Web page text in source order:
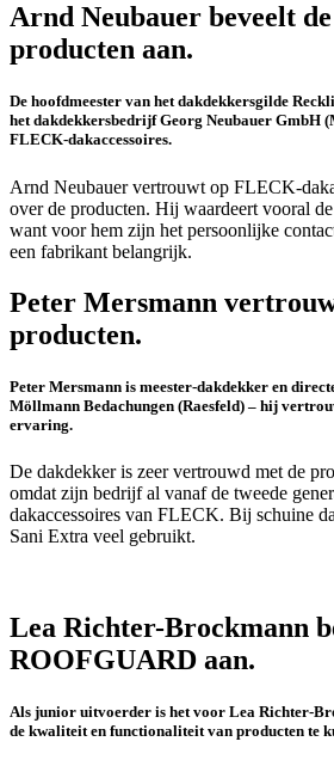
Arnd Neubauer beveelt
producten aan.
De hoofdmeester van het dakdekkersgilde
het dakdekkersbedrijf Georg Neubauer GmbH
FLECK-dakaccessoires.
Arnd Neubauer vertrouwt op FLECK-
over de producten. Hij waardeert vooral
want voor hem zijn het persoonlijke
een fabrikant belangrijk.
Peter Mersmann
producten.
Peter Mersmann is meester-dakdekker en
Möllmann Bedachungen (Raesfeld) – hij
ervaring.
De dakdekker is zeer vertrouwd met de
omdat zijn bedrijf al vanaf de tweede
dakaccessoires van FLECK. Bij schuine
Sani Extra veel gebruikt.
Lea Richter-Brockmann
ROOFGUARD aan.
Als junior uitvoerder is het voor Lea Richter-
de kwaliteit en functionaliteit van producten te